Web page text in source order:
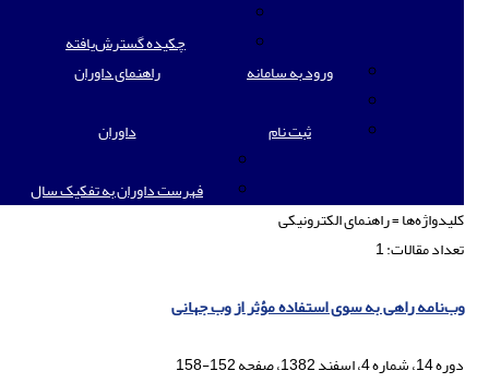
چکیده گسترش‌یافته
راهنمای داوران
داوران
فهرست داوران به تفکیک سال
ورود به سامانه
ثبت نام
کلیدواژه‌ها =راهنمای الکترونیکی
تعداد مقالات:1
وب‌نامه راهی به سوی استفاده مؤثر از وب جهانی
دوره 14، شماره 4، اسفند 1382، صفحه
152-158